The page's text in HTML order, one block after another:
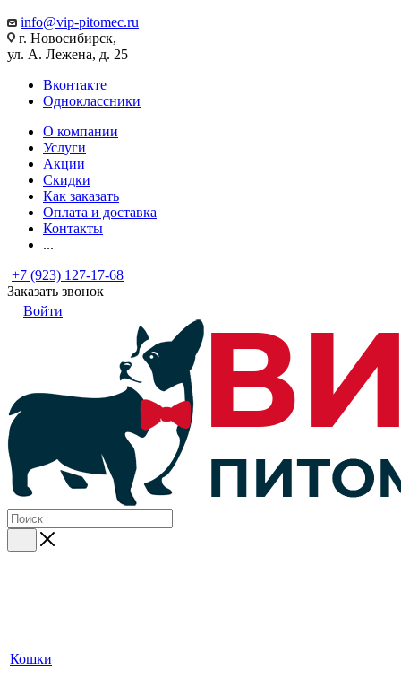
info@vip-pitomec.ru
г. Новосибирск,
ул. А. Лежена, д. 25
Вконтакте
Одноклассники
О компании
Услуги
Акции
Скидки
Как заказать
Оплата и доставка
Контакты
...
+7 (923) 127-17-68
Заказать звонок
Войти
Кошки